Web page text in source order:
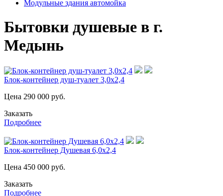
Модульные здания автомойка
Бытовки душевые в г.
Медынь
Блок-контейнер душ-туалет 3,0х2,4
Цена 290 000 руб.
Заказать
Подробнее
Блок-контейнер Душевая 6,0х2,4
Цена 450 000 руб.
Заказать
Подробнее